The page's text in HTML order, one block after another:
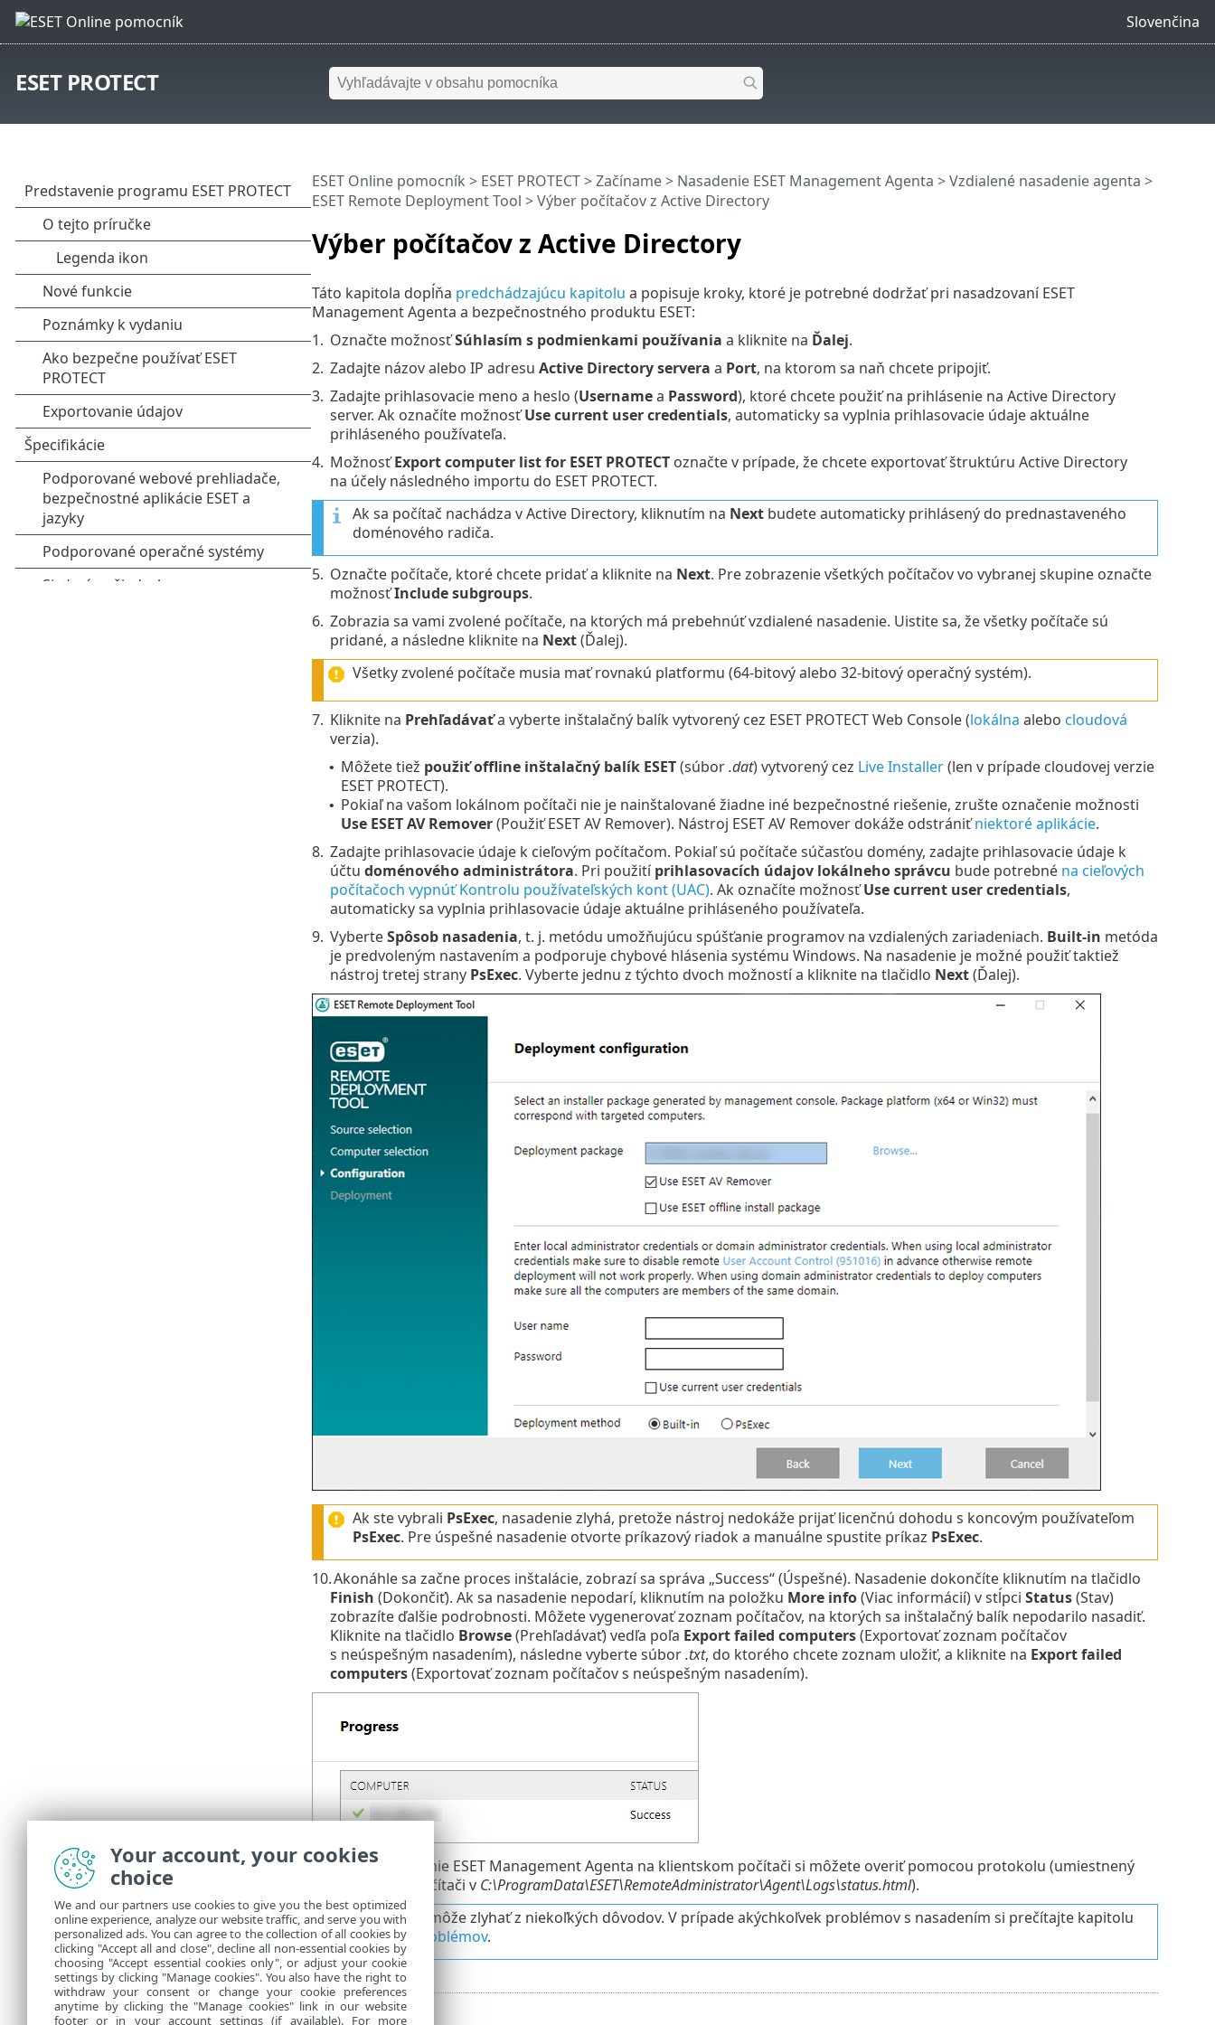
Slovenčina
ESET PROTECT
Výber počítačov z Active Directory
ESET Online pomocník > ESET PROTECT>Začíname> Nasadenie ESET Management Agenta >Vzdialené nasadenie agenta >
ESET Remote Deployment Tool > Výber počítačov z Active Directory
Táto kapitola dopĺňa predchádzajúcu kapitolu a popisuje kroky, ktoré je potrebné dodržať pri nasadzovaní ESET
Management Agenta a bezpečnostného produktu ESET:
1. Označte možnosťSúhlasím s podmienkami používania a kliknite na Ďalej.
2. Zadajte názov alebo IP adresu Active Directory servera a Port, na ktorom sa naň chcete pripojiť.
3. Zadajte prihlasovacie meno a heslo (Usernamea Password), ktoré chcete použiť na prihlásenie na Active Directory
server. Ak označíte možnosťUse current user credentials, automaticky sa vyplnia prihlasovacie údaje aktuálne
prihláseného používateľa.
4. MožnosťExport computer list for ESET PROTECToznačte v prípade, že chcete exportovať štruktúru Active Directory
na účely následného importu do ESET PROTECT.
Ak sa počítač nachádza v Active Directory, kliknutím na Nextbudete automaticky prihlásený do prednastaveného
doménového radiča.
5. Označte počítače, ktoré chcete pridať a kliknite na Next. Pre zobrazenie všetkých počítačov vo vybranej skupine označte
možnosťInclude subgroups.
6. Zobrazia sa vami zvolené počítače, na ktorých má prebehnúť vzdialené nasadenie. Uistite sa, že všetky počítače sú
pridané, a následne kliknite na Next(Ďalej).
Všetky zvolené počítače musia mať rovnakú platformu (64-bitový alebo 32-bitový operačný systém).
7. Kliknite na Prehľadávaťa vyberte inštalačný balík vytvorený cez ESET PROTECT Web Console (lokálna alebo cloudová
verzia).
• Môžete tiež použiť offline inštalačný balík ESET(súbor.dat) vytvorený cez Live Installer(len v prípade cloudovej verzie
ESET PROTECT).
• Pokiaľ na vašom lokálnom počítači nie je nainštalované žiadne iné bezpečnostné riešenie, zrušte označenie možnosti
Use ESET AV Remover(Použiť ESET AV Remover). Nástroj ESET AV Remover dokáže odstrániťniektoré aplikácie.
8. Zadajte prihlasovacie údaje k cieľovým počítačom. Pokiaľ sú počítače súčasťou domény, zadajte prihlasovacie údaje k
účtu doménového administrátora. Pri použitíprihlasovacích údajov lokálneho správcu bude potrebné na cieľových
počítačoch vypnúť Kontrolu používateľských kont (UAC). Ak označíte možnosťUse current user credentials,
automaticky sa vyplnia prihlasovacie údaje aktuálne prihláseného používateľa.
9. VyberteSpôsob nasadenia, t. j. metódu umožňujúcu spúšťanie programov na vzdialených zariadeniach. Built-in metóda
je predvoleným nastavením a podporuje chybové hlásenia systému Windows. Na nasadenie je možné použiť taktiež
nástroj tretej strany PsExec. Vyberte jednu z týchto dvoch možností a kliknite na tlačidlo Next(Ďalej).
Ak ste vybrali PsExec, nasadenie zlyhá, pretože nástroj nedokáže prijať licenčnú dohodu s koncovým používateľom
PsExec. Pre úspešné nasadenie otvorte príkazový riadok a manuálne spustite príkaz PsExec.
10.Akonáhle sa začne proces inštalácie, zobrazí sa správa „Success“ (Úspešné). Nasadenie dokončíte kliknutím na tlačidlo
Finish (Dokončiť). Ak sa nasadenie nepodarí, kliknutím na položku More info(Viac informácií) v stĺpci Status(Stav)
zobrazíte ďalšie podrobnosti. Môžete vygenerovať zoznam počítačov, na ktorých sa inštalačný balík nepodarilo nasadiť.
Kliknite na tlačidlo Browse(Prehľadávať) vedľa poľa Export failed computers(Exportovať zoznam počítačov
s neúspešným nasadením), následne vyberte súbor.txt, do ktorého chcete zoznam uložiť, a kliknite na Export failed
computers(Exportovať zoznam počítačov s neúspešným nasadením).
Správne fungovanie ESET Management Agenta na klientskom počítači si môžete overiť pomocou protokolu (umiestnený
na klientskom počítači v C:\ProgramData\ESET\RemoteAdministrator\Agent\Logs\status.html).
Nasadenie môže zlyhať z niekoľkých dôvodov. V prípade akýchkoľvek problémov s nasadením si prečítajte kapitolu
Riešenie problémov.
Your account, your cookies
choice
We and our partners use cookies to give you the best optimized
online experience, analyze our website traffic, and serve you with
personalized ads. You can agree to the collection of all cookies by
clicking "Accept all and close", decline all non-essential cookies by
choosing "Accept essential cookies only", or adjust your cookie
settings by clicking "Manage cookies". You also have the right to
withdraw your consent or change your cookie preferences
anytime by clicking the "Manage cookies" link in our website
footer or in your account settings (if available). For more